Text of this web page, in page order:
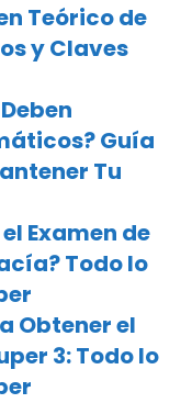
Teórico de
y Claves
Guía
Tu
Examen de
Todo lo
Obtener el
3: Todo lo